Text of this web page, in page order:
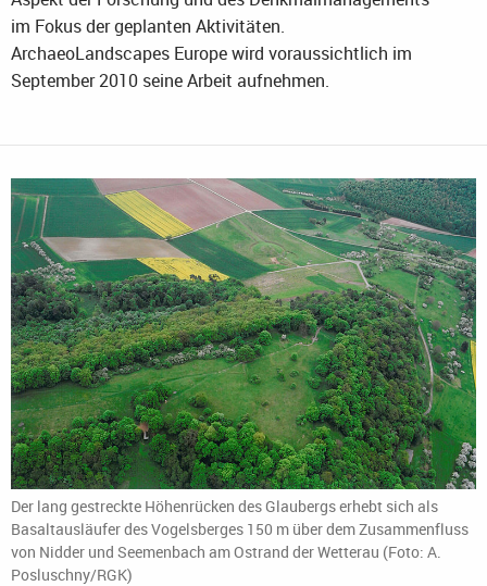
im Fokus der geplanten Aktivitäten.
ArchaeoLandscapes Europe wird voraussichtlich im
September 2010 seine Arbeit aufnehmen.
Der lang gestreckte Höhenrücken des Glaubergs erhebt sich als
Basaltausläufer des Vogelsberges 150 m über dem Zusammenfluss
von Nidder und Seemenbach am Ostrand der Wetterau (Foto: A.
Posluschny/RGK)